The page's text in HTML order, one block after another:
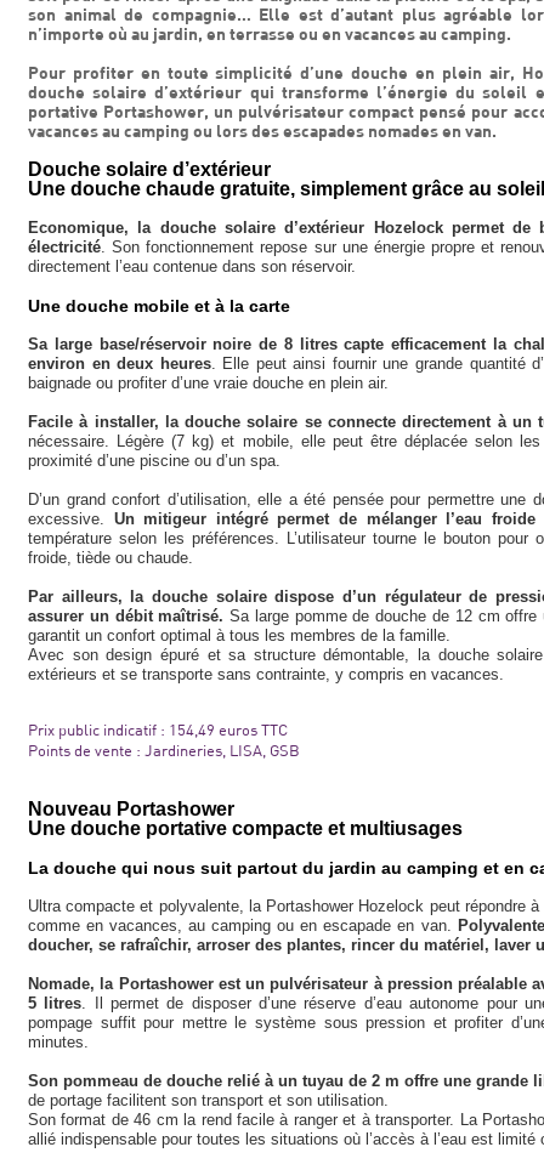
son animal de compagnie… Elle est d’autant plus agréable
n’importe où au jardin, en terrasse ou en vacances au camping.
Pour profiter en toute simplicité d’une douche en plein air,
douche solaire d’extérieur qui transforme l’énergie du soleil
portative Portashower, un pulvérisateur compact pensé pour
vacances au camping ou lors des escapades nomades en van.
Douche solaire d’extérieur
Une douche chaude gratuite, simplement grâce au soleil
Economique, la douche solaire d’extérieur Hozelock permet de
électricité. Son fonctionnement repose sur une énergie propre et
directement l’eau contenue dans son réservoir.
Une douche mobile et à la carte
Sa large base/réservoir noire de 8 litres capte efficacement la
environ en deux heures. Elle peut ainsi fournir une grande quantité
baignade ou profiter d’une vraie douche en plein air.
Facile à installer, la douche solaire se connecte directement à un
nécessaire. Légère (7 kg) et mobile, elle peut être déplacée selon
proximité d’une piscine ou d’un spa.
D’un grand confort d’utilisation, elle a été pensée pour permettre une
excessive. Un mitigeur intégré permet de mélanger l’eau froide
température selon les préférences. L’utilisateur tourne le bouton pour
froide, tiède ou chaude.
Par ailleurs, la douche solaire dispose d’un régulateur de
assurer un débit maîtrisé. Sa large pomme de douche de 12 cm
garantit un confort optimal à tous les membres de la famille.
Avec son design épuré et sa structure démontable, la douche
extérieurs et se transporte sans contrainte, y compris en vacances.
Prix public indicatif : 154,49 euros TTC
Points de vente : Jardineries, LISA, GSB
Nouveau Portashower
Une douche portative compacte et multiusages
La douche qui nous suit partout du jardin au camping et en
Ultra compacte et polyvalente, la Portashower Hozelock peut répondre
comme en vacances, au camping ou en escapade en van.
doucher, se rafraîchir, arroser des plantes, rincer du matériel,
Nomade, la Portashower est un pulvérisateur à pression préalable
5 litres. Il permet de disposer d’une réserve d’eau autonome pour
pompage suffit pour mettre le système sous pression et profiter
minutes.
Son pommeau de douche relié à un tuyau de 2 m offre une grande
de portage facilitent son transport et son utilisation.
Son format de 46 cm la rend facile à ranger et à transporter. La
allié indispensable pour toutes les situations où l’accès à l’eau est limité